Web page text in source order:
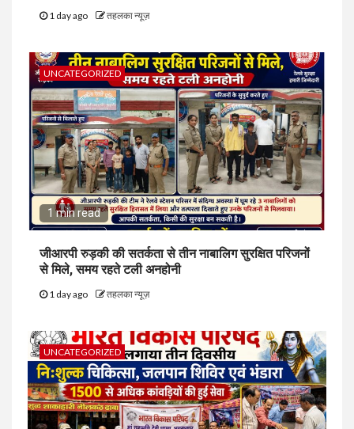
1 day ago तहलका न्यूज़
UNCATEGORIZED
1 min read
जीआरपी रुड़की की सतर्कता से तीन नाबालिग सुरक्षित परिजनों
से मिले, समय रहते टली अनहोनी
1 day ago तहलका न्यूज़
UNCATEGORIZED